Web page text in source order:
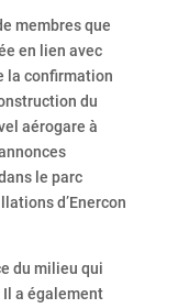
membres que
en lien avec
la confirmation
du
aérogare à
le parc
d’Enercon
du milieu qui
Il a également